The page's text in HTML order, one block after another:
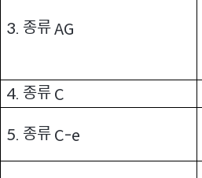
3. 종류AG
4. 종류 C
5. 종류 C-e